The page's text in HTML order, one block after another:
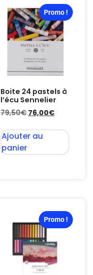
Promo !
Boite 24 pastels à
l’écu Sennelier
79,50€ 76,00€
Ajouter au
panier
Promo !